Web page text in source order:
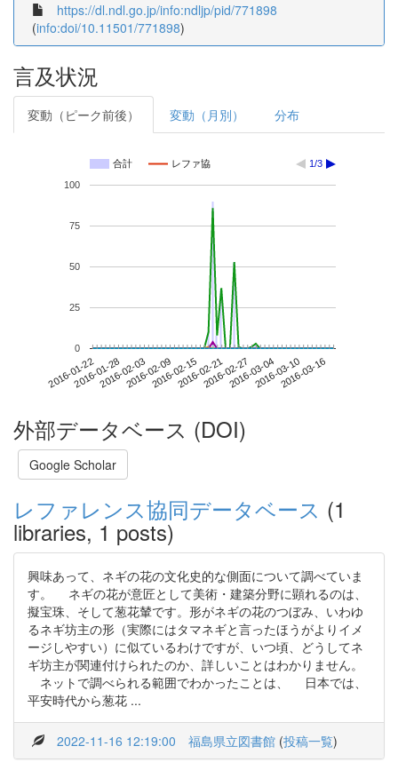
https://dl.ndl.go.jp/info:ndljp/pid/771898
(info:doi/10.11501/771898)
言及状況
変動（ピーク前後） 変動（月別） 分布
合計 レファ協 1/3
2016-01-222016-01-282016-02-032016-02-092016-02-152016-02-212016-02-272016-03-042016-03-102016-03-16
0
25
50
75
100
外部データベース (DOI)
Google Scholar
レファレンス協同データベース (1
libraries, 1 posts)
興味あって、ネギの花の文化史的な側面について調べていま
す。 ネギの花が意匠として美術・建築分野に顕れるのは、
擬宝珠、そして葱花輦です。形がネギの花のつぼみ、いわゆ
るネギ坊主の形（実際にはタマネギと言ったほうがよりイメ
ージしやすい）に似ているわけですが、いつ頃、どうしてネ
ギ坊主が関連付けられたのか、詳しいことはわかりません。
ネットで調べられる範囲でわかったことは、 日本では、
平安時代から葱花 ...
2022-11-16 12:19:00 福島県立図書館 (投稿一覧)